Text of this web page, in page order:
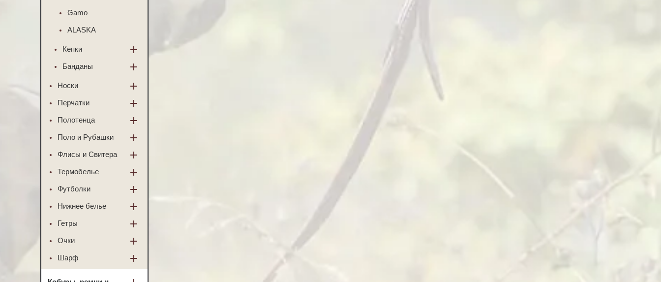
Gamo
ALASKA
Кепки
Банданы
Носки
Перчатки
Полотенца
Поло и Рубашки
Флисы и Свитера
Термобелье
Футболки
Нижнее белье
Гетры
Очки
Шарф